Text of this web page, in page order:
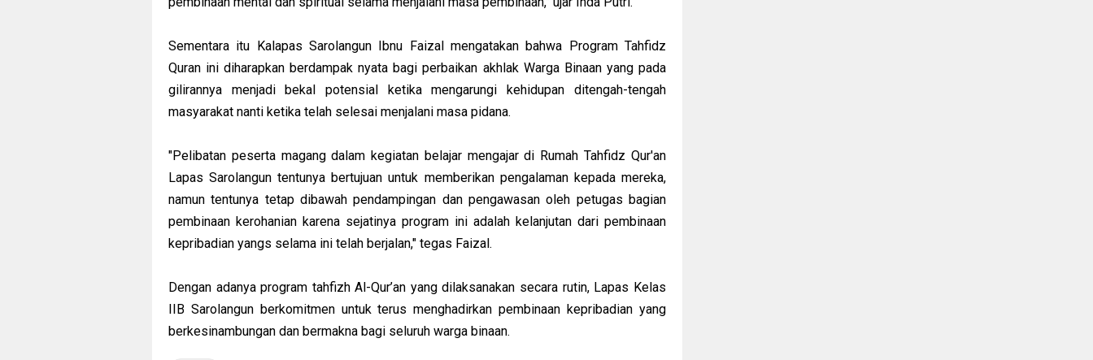
Sementara itu Kalapas Sarolangun Ibnu Faizal mengatakan bahwa Program Tahfidz
Quran ini diharapkan berdampak nyata bagi perbaikan akhlak Warga Binaan yang pada
gilirannya menjadi bekal potensial ketika mengarungi kehidupan ditengah-tengah
masyarakat nanti ketika telah selesai menjalani masa pidana.
"Pelibatan peserta magang dalam kegiatan belajar mengajar di Rumah Tahfidz Qur'an
Lapas Sarolangun tentunya bertujuan untuk memberikan pengalaman kepada mereka,
namun tentunya tetap dibawah pendampingan dan pengawasan oleh petugas bagian
pembinaan kerohanian karena sejatinya program ini adalah kelanjutan dari pembinaan
kepribadian yangs selama ini telah berjalan," tegas Faizal.
Dengan adanya program tahfizh Al-Qur’an yang dilaksanakan secara rutin, Lapas Kelas
IIB Sarolangun berkomitmen untuk terus menghadirkan pembinaan kepribadian yang
berkesinambungan dan bermakna bagi seluruh warga binaan.